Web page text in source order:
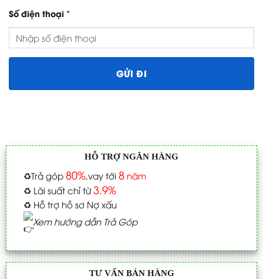
Số điện thoại *
HỖ TRỢ NGÂN HÀNG
♻️Trả góp 80%,vay tới 8năm
♻️ Lãi suất chỉ từ3.9%
♻️ Hỗ trợ hồ sơ Nợ xấu
Xem hướng dẫn Trả Góp
TƯ VẤN BÁN HÀNG